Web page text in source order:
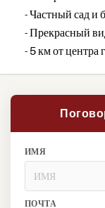
- Частный сад и
- Прекрасный
- 5 км от центра
ИМЯ
ПОЧТА